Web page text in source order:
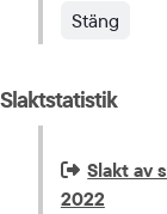
Stäng
Slaktstatistik
Extern
Slakt av
2022